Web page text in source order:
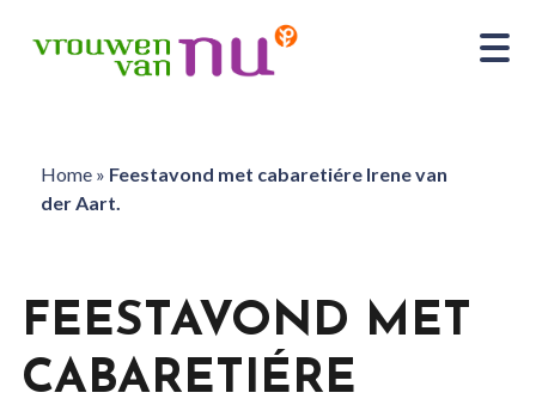
Home» Feestavond met cabaretiére Irene van
der Aart.
FEESTAVOND MET
CABARETIÉRE